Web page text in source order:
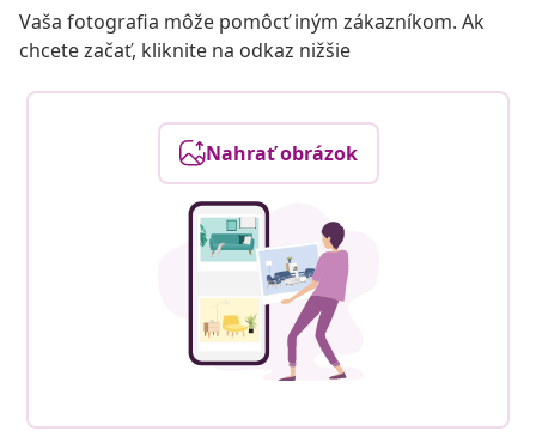
Vaša fotografia môže pomôcť iným zákazníkom. Ak
chcete začať, kliknite na odkaz nižšie
Nahrať obrázok